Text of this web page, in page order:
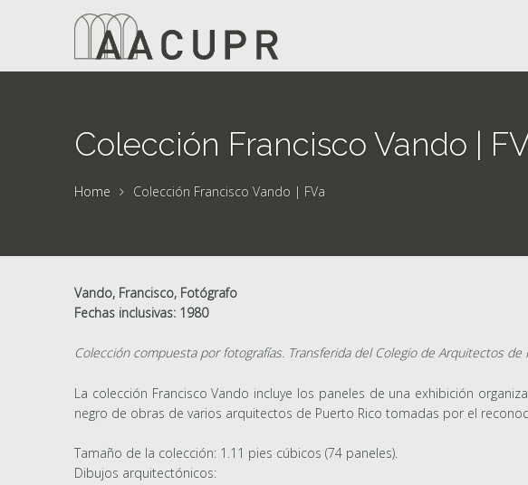
Colección Francisco Vando |
Home Colección Francisco Vando | FVa
Vando, Francisco, Fotógrafo
Fechas inclusivas: 1980
Colección compuesta por fotografías. Transferida del Colegio de Arquitectos de
La colección Francisco Vando incluye los paneles de una exhibición
negro de obras de varios arquitectos de Puerto Rico tomadas por el
Tamaño de la colección: 1.11 pies cúbicos (74 paneles).
Dibujos arquitectónicos: